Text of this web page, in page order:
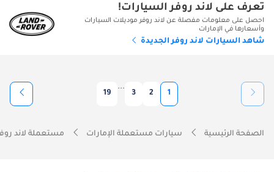
تعرف على لاند روفر السيارات!
احصل على معلومات مفصلة عن لاند روفر موديلات السيارات
وأسعارها في الإمارات
شاهد السيارات لاند روفر الجديدة
1
2
3
...
19
الصفحة الرئيسية سيارات مستعملة الإمارات مستعملة لاند